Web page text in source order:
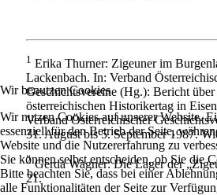
1 Erika Thurner: Zigeuner im
Lackenbach. In: Verband
Geschichtsvereine (Hg.): Bericht über
österreichischen Historikertag in
Verband Österreichischer
31. August bis 5. September 1987.
2Gerda Wagner: Die Lager der
21.
Wir benutzen Cookies
Wir nutzen Cookies auf unserer Website.
essenziell für den Betrieb der Seite,
Website und die Nutzererfahrung zu
Sie können selbst entscheiden, ob Sie die
Bitte beachten Sie, dass bei einer
alle Funktionalitäten der Seite zur